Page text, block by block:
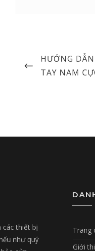
Post
navigation
PREVIOUS
POST
HƯỚNG
TAY NAM
các thiết bị
như quý
Trang
Giới